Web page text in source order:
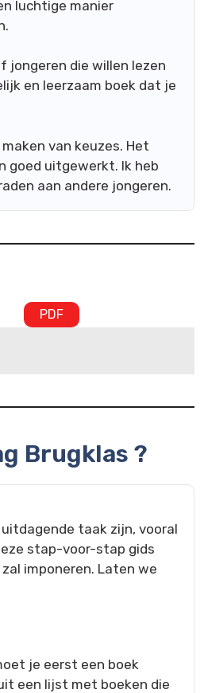
luchtige manier
jongeren die willen lezen
en leerzaam boek dat je
van keuzes. Het
goed uitgewerkt. Ik heb
aan andere jongeren.
PDF
Brugklas ?
taak zijn, vooral
stap-voor-stap gids
imponeren. Laten we
je eerst een boek
een lijst met boeken die